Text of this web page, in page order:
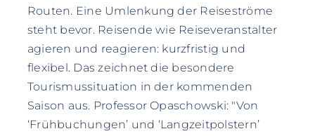
Routen. Eine Umlenkung der Reiseströme
steht bevor. Reisende wie Reiseveranstalter
agieren und reagieren: kurzfristig und
flexibel. Das zeichnet die besondere
Tourismussituation in der kommenden
Saison aus. Professor Opaschowski: "Von
‘Frühbuchungen’ und ‘Langzeitpolstern’